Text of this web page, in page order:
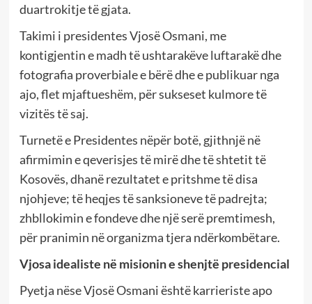
duartrokitje të gjata.
Takimi i presidentes Vjosë Osmani, me
kontigjentin e madh të ushtarakëve luftarakë dhe
fotografia proverbiale e bërë dhe e publikuar nga
ajo, flet mjaftueshëm, për sukseset kulmore të
vizitës të saj.
Turnetë e Presidentes nëpër botë, gjithnjë në
afirmimin e qeverisjes të mirë dhe të shtetit të
Kosovës, dhanë rezultatet e pritshme të disa
njohjeve; të heqjes të sanksioneve të padrejta;
zhbllokimin e fondeve dhe një serë premtimesh,
për pranimin në organizma tjera ndërkombëtare.
Vjosa idealiste në misionin e shenjtë presidencial
Pyetja nëse Vjosë Osmani është karrieriste apo